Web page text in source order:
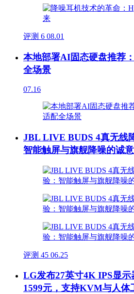
评测 6 08.01
本地部署AI固态硬盘推荐
全场景
07.16
JBL LIVE BUDS 4真无线
智能触屏与旗舰降噪的诚
评测 45 06.25
LG发布27英寸4K IPS显示
1599元，支持KVM与人体